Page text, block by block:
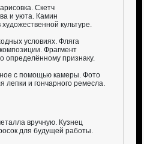
Скетч
и уюта. Камин
культуре.
условиях. Фляга
Фрагмент
определённому признаку.
с помощью камеры. Фото
лепки и гончарного ремесла.
вручную. Кузнец
для будущей работы.